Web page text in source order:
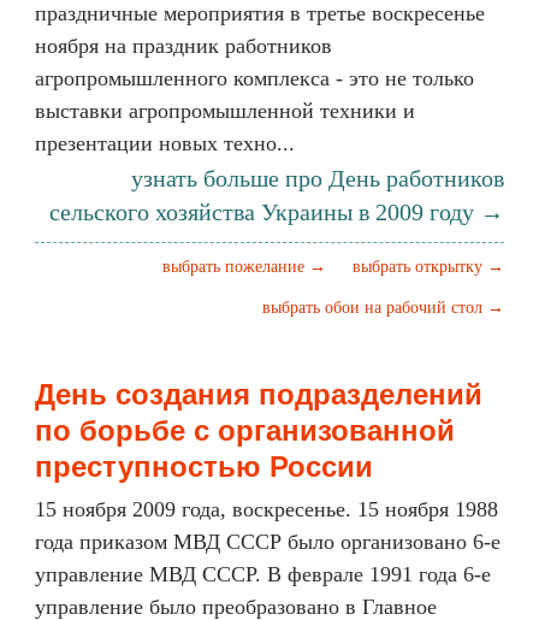
праздничные мероприятия в третье воскресенье
ноября на праздник работников
агропромышленного комплекса - это не только
выставки агропромышленной техники и
презентации новых техно...
узнать больше про День работников
сельского хозяйства Украины в 2009 году →
выбрать открытку →
выбрать пожелание →
выбрать обои на рабочий стол →
День создания подразделений
по борьбе с организованной
преступностью России
15 ноября 2009 года, воскресенье. 15 ноября 1988
года приказом МВД СССР было организовано 6-е
управление МВД СССР. В феврале 1991 года 6-е
управление было преобразовано в Главное